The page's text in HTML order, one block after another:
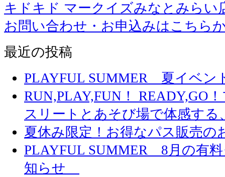
キドキド マークイズみなとみらい
お問い合わせ・お申込みはこちら
最近の投稿
PLAYFUL SUMMER 夏イベ
RUN,PLAY,FUN！ READY,GO
スリートとあそび場で体感する
夏休み限定！お得なパス販売の
PLAYFUL SUMMER 8月の有
知らせ